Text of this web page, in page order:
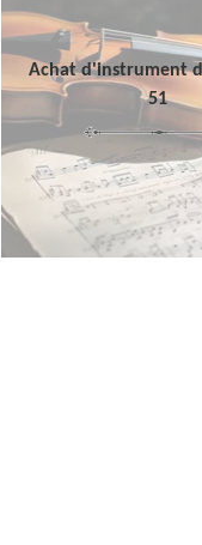
Achat d'instrument
51